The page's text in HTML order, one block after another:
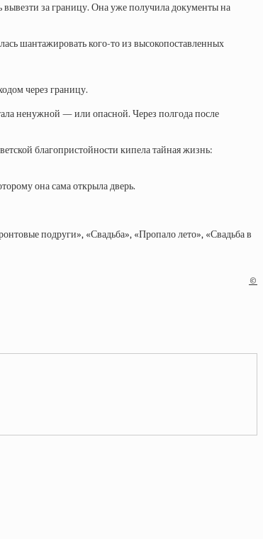
вывезти за границу. Она уже получила документы на
шантажировать кого-то из высокопоставленных
через границу.
ненужной — или опасной. Через полгода после
благопристойности кипела тайная жизнь:
она сама открыла дверь.
подруги», «Свадьба», «Пропало лето», «Свадьба в
©